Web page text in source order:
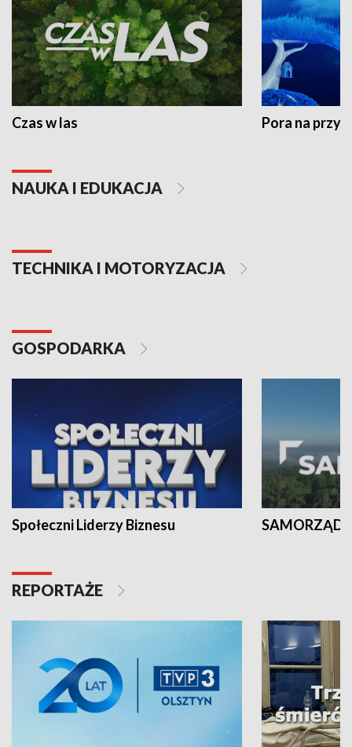
Czas w las Pora na
NAUKA I EDUKACJA
TECHNIKA I MOTORYZACJA
GOSPODARKA
Społeczni Liderzy Biznesu SAMORZĄD
REPORTAŻE